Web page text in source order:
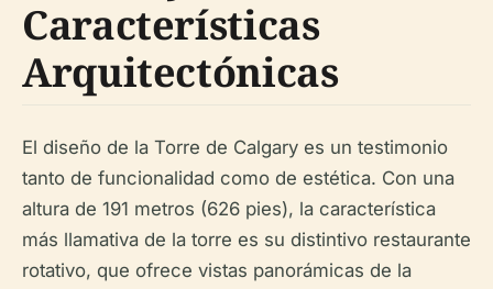
Características
Arquitectónicas
El diseño de la Torre de Calgary es un testimonio
tanto de funcionalidad como de estética. Con una
altura de 191 metros (626 pies), la característica
más llamativa de la torre es su distintivo restaurante
rotativo, que ofrece vistas panorámicas de la